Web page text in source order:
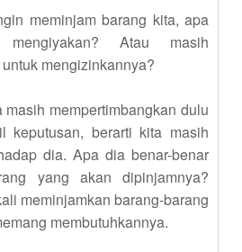
meminjam barang kita, apa
Atau masih
mengizinkannya?
mempertimbangkan dulu
keputusan, berarti kita masih
dia. Apa dia benar-benar
yang akan dipinjamnya?
meminjamkan barang-barang
membutuhkannya.